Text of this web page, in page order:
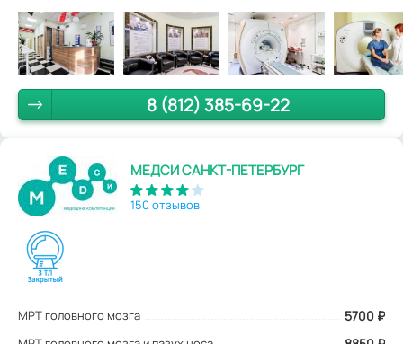
8 (812) 385-69-22
МЕДСИ САНКТ-ПЕТЕРБУРГ
150 отзывов
МРТ головного мозга 5700 ₽